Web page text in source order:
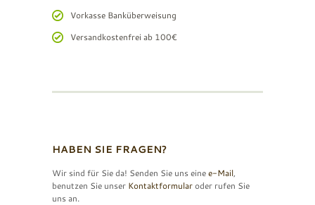
Vorkasse Banküberweisung
Versandkostenfrei ab 100€
HABEN SIE FRAGEN?
Wir sind für Sie da! Senden Sie uns einee-Mail,
benutzen Sie unser Kontaktformularoder rufen Sie
uns an.